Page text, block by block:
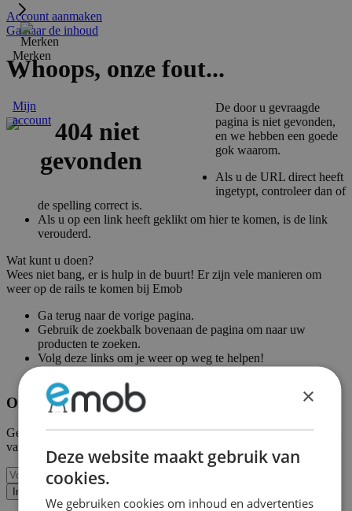
Merken
Mijn
account
Account aanmaken
Ga naar de inhoud
Whoops, onze fout...
De door u gevraagde
pagina is niet gevonden,
en we hebben een goede
gok waarom.
Als u de URL direct heeft
ingetypt, controleer dan of
de spelling correct is.
Als u op een link heeft geklikt om hier te komen, is de link
verouderd.
Wat kunt u doen?
Wees niet bang, er is hulp in de buurt! Er zijn vele manieren om
weer op de rails te komen bij Emob
Ga terug naar de vorige pagina.
Gebruik de zoekbalk bovenaan de pagina om naar uw
producten te zoeken.
Volg deze links om je weer op weg te helpen!
Ontvang onze nieuwe collecties en promoties.
Geef ons uw e-mail en u wordt maandelijks op de hoogte gehouden
van de laatste gebeurtenissen.
Inschrijven
×
Deze website maakt gebruik van
cookies.
We gebruiken cookies om inhoud en advertenties